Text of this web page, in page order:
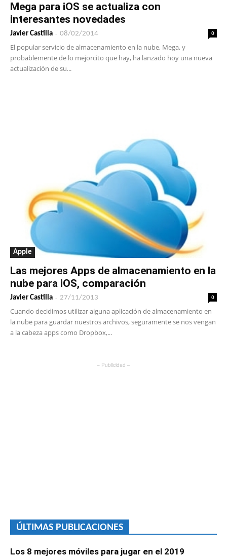
Mega para iOS se actualiza con
interesantes novedades
Javier Castilla - 08/02/2014 0
El popular servicio de almacenamiento en la nube, Mega, y
probablemente de lo mejorcito que hay, ha lanzado hoy una nueva
actualización de su...
Apple
Las mejores Apps de almacenamiento en la
nube para iOS, comparación
Javier Castilla - 27/11/2013 0
Cuando decidimos utilizar alguna aplicación de almacenamiento en
la nube para guardar nuestros archivos, seguramente se nos vengan
a la cabeza apps como Dropbox,...
– Publicidad –
ÚLTIMAS PUBLICACIONES
Los 8 mejores móviles para jugar en el 2019